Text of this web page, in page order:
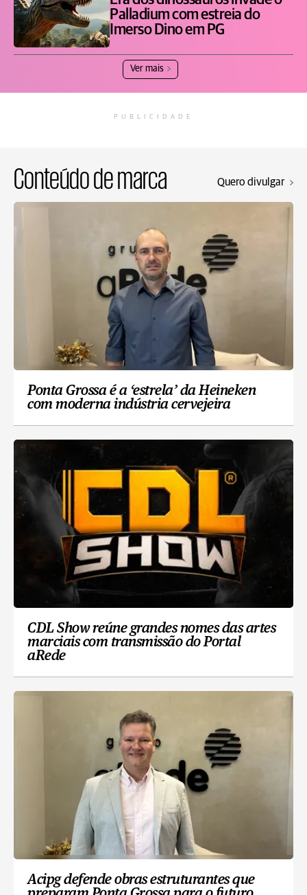
Palladium com estreia do
Imerso Dino em PG
Ver mais
PUBLICIDADE
Conteúdo de marca Quero divulgar
Ponta Grossa é a ‘estrela’ da Heineken
com moderna indústria cervejeira
CDL Show reúne grandes nomes das artes
marciais com transmissão do Portal
aRede
Acipg defende obras estruturantes que